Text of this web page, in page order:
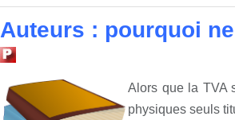
Auteurs : pourquoi
Alors que la TVA
physiques seuls